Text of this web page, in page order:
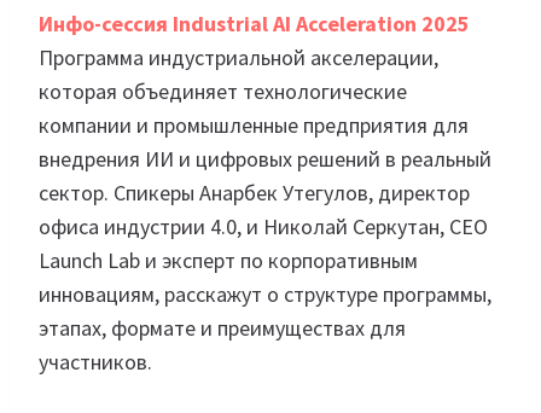
Инфо-сессия Industrial AI Acceleration 2025
Программа индустриальной акселерации,
которая объединяет технологические
компании и промышленные предприятия для
внедрения ИИ и цифровых решений в реальный
сектор. Спикеры Анарбек Утегулов, директор
офиса индустрии 4.0, и Николай Серкутан, CEO
Launch Lab и эксперт по корпоративным
инновациям, расскажут о структуре программы,
этапах, формате и преимуществах для
участников.